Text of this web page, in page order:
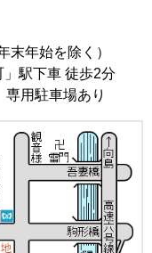
末年始を除く）
駅下車 徒歩2分
用駐車場あり